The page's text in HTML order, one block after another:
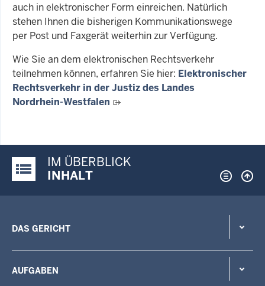
auch in elektronischer Form einreichen. Natürlich
stehen Ihnen die bisherigen Kommunikationswege
per Post und Faxgerät weiterhin zur Verfügung.
Wie Sie an dem elektronischen Rechtsverkehr
teilnehmen können, erfahren Sie hier: Elektronischer
Rechtsverkehr in der Justiz des Landes
Nordrhein-Westfalen
Justiz-Portal im Überblick:
IM ÜBERBLICK
INHALT
DAS GERICHT
AUFGABEN